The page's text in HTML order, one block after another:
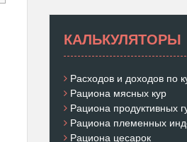
КАЛЬКУЛЯТОРЫ
Расходов и доходов по
Рациона мясных кур
Рациона продуктивных
Рациона племенных
Рациона цесарок